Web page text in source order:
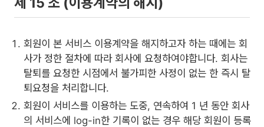
회원이 본 서비스 이용계약을 해지하고자 하는 때에는 회
사가 정한 절차에 따라 회사에 요청하여야합니다. 회사는
탈퇴를 요청한 시점에서 불가피한 사정이 없는 한 즉시 탈
퇴요청을 처리합니다.
회원이 서비스를 이용하는 도중, 연속하여 1 년 동안 회사
의 서비스에 log-in한 기록이 없는 경우 해당 회원이 등록